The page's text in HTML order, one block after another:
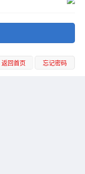
返回首页 忘记密码